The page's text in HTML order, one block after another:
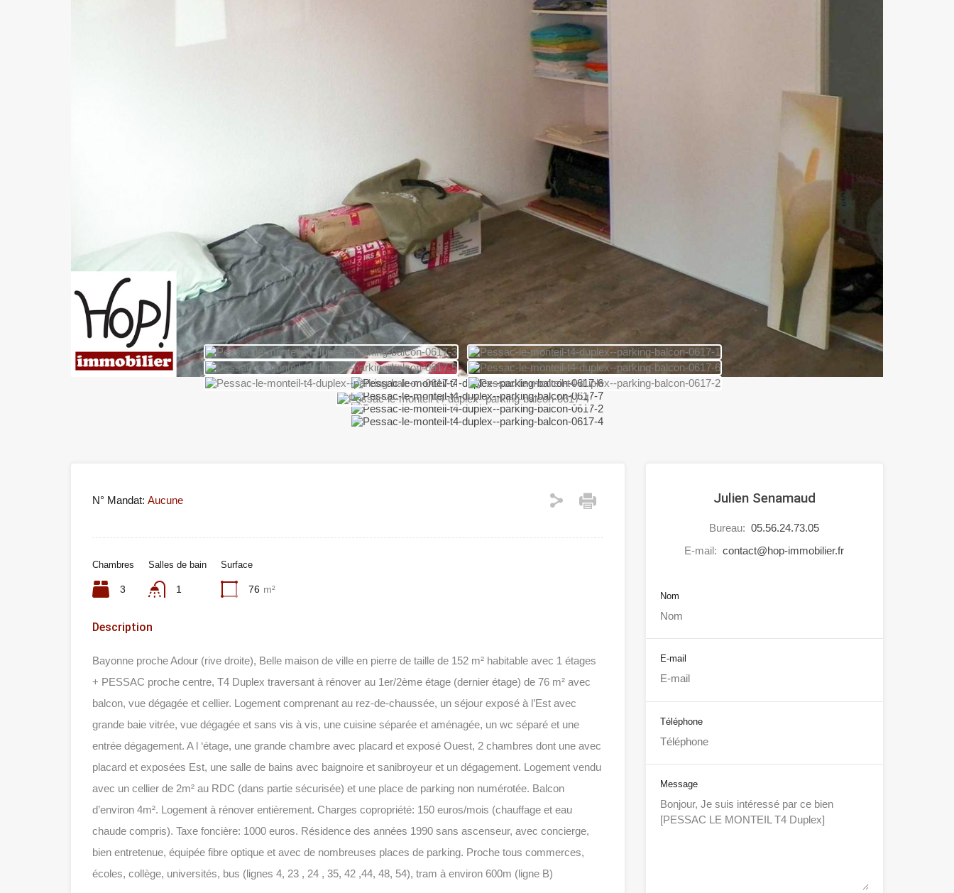
N° Mandat: Aucune
Chambres
3
Salles de bain
1
Surface
76 m²
Description
Bayonne proche Adour (rive droite), Belle maison de ville en pierre de taille de 152 m² habitable avec 1 étages
+ PESSAC proche centre, T4 Duplex traversant à rénover au 1er/2ème étage (dernier étage) de 76 m² avec
balcon, vue dégagée et cellier. Logement comprenant au rez-de-chaussée, un séjour exposé à l’Est avec
grande baie vitrée, vue dégagée et sans vis à vis, une cuisine séparée et aménagée, un wc séparé et une
entrée dégagement. A l ‘étage, une grande chambre avec placard et exposé Ouest, 2 chambres dont une avec
placard et exposées Est, une salle de bains avec baignoire et sanibroyeur et un dégagement. Logement vendu
avec un cellier de 2m² au RDC (dans partie sécurisée) et une place de parking non numérotée. Balcon
d’environ 4m². Logement à rénover entièrement. Charges copropriété: 150 euros/mois (chauffage et eau
chaude compris). Taxe foncière: 1000 euros. Résidence des années 1990 sans ascenseur, avec concierge,
bien entretenue, équipée fibre optique et avec de nombreuses places de parking. Proche tous commerces,
écoles, collège, universités, bus (lignes 4, 23 , 24 , 35, 42 ,44, 48, 54), tram à environ 600m (ligne B)
Julien Senamaud
Bureau: 05.56.24.73.05
E-mail: contact@hop-immobilier.fr
Nom
E-mail
Téléphone
Message